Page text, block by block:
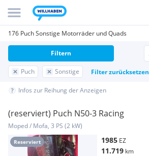
176 Puch Sonstige Motorräder und Quads
Puch Sonstige Filter zurücksetzen
Filtern
Infos zur Reihung der Anzeigen
Reserviert
(reserviert) Puch N50-3 Racing
Moped / Mofa, 3 PS (2 kW)
1985 EZ
11.719 km